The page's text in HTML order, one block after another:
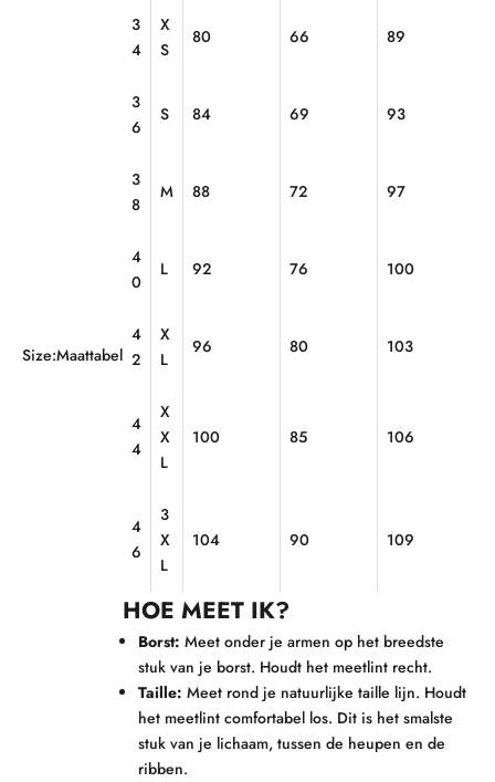
Size:Maattabel
3
4
X
S
80 66 89
3
6
S 84 69 93
3
8
M 88 72 97
4
0
L 92 76 100
4
2
X
L
96 80 103
4
4
X
X
L
100 85 106
4
6
3
X
L
104 90 109
HOE MEET IK?
Borst: Meet onder je armen op het breedste
stuk van je borst. Houdt het meetlint recht.
Taille: Meet rond je natuurlijke taille lijn. Houdt
het meetlint comfortabel los. Dit is het smalste
stuk van je lichaam, tussen de heupen en de
ribben.